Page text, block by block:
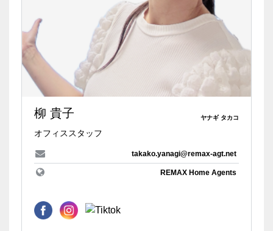
柳 貴子 ヤナギ タカコ
オフィススタッフ
takako.yanagi@remax-agt.net
REMAX Home Agents